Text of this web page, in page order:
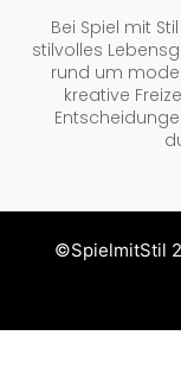
Bei Spiel mit
stilvolles
rund um
kreative
©SpielmitStil